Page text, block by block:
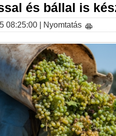
és bállal is
08:25:00 | Nyomtatás